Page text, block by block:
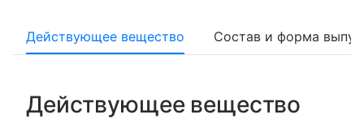
Действующее вещество Состав и форма
Действующее вещество